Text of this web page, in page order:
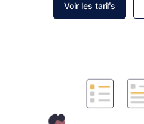
Voir les tarifs